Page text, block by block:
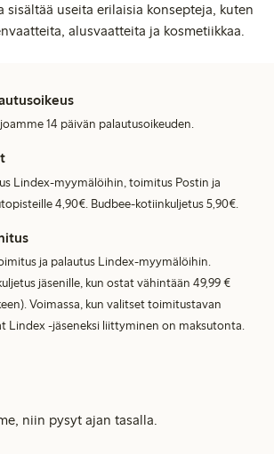
sisältää useita erilaisia konsepteja, kuten
alusvaatteita ja kosmetiikkaa.
14 päivän palautusoikeuden.
Lindex-myymälöihin, toimitus Postin ja
4,90€. Budbee-kotiinkuljetus 5,90€.
ja palautus Lindex-myymälöihin.
jäsenille, kun ostat vähintään 49,99 €
Voimassa, kun valitset toimitustavan
Lindex -jäseneksi liittyminen on maksutonta.
niin pysyt ajan tasalla.